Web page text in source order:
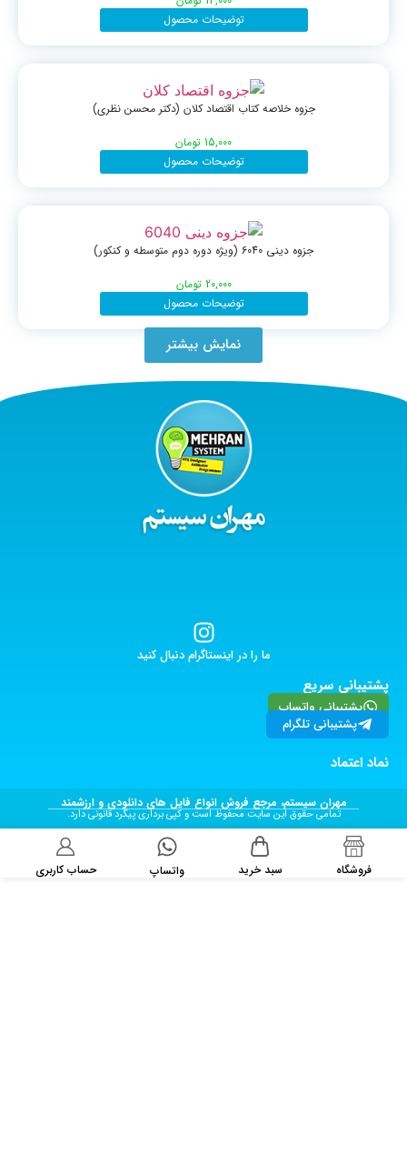
توضیحات محصول
جزوه خلاصه کتاب اقتصاد کلان (دکتر محسن نظری)
15,000 تومان
توضیحات محصول
جزوه دینی 6040 (ویژه دوره دوم متوسطه و کنکور)
20,000 تومان
توضیحات محصول
نمایش بیشتر
ما را در اینستاگرام دنبال کنید
پشتیبانی سریع
پشتیبانی واتساپ
پشتیبانی تلگرام
نماد اعتماد
مهران سیستم، مرجع فروش انواع فایل های دانلودی و ارزشمند
تمامی حقوق این سایت محفوظ است و کپی برداری پیگرد قانونی دارد.
فروشگاه سبد خرید واتساپ حساب کاربری